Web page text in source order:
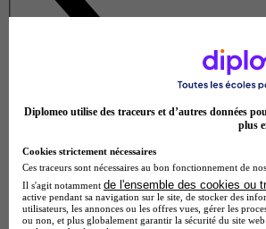
Note de 1 sur 5
Diplomeo utilise des traceurs et d’autres données
plus
Cookies strictement nécessaires
Ces traceurs sont nécessaires au bon fonctionnement de
Il s'agit notamment de l'ensemble des cookies ou
active pendant sa navigation sur le site, de stocker des
utilisateurs, les annonces ou les offres vues, gérer les
ou non, et plus globalement garantir la sécurité du site